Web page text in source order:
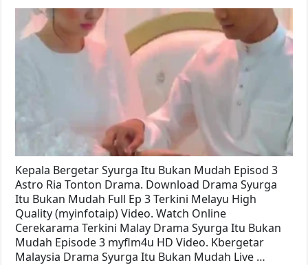
Kepala Bergetar Syurga Itu Bukan Mudah Episod 3
Astro Ria Tonton Drama. Download Drama Syurga
Itu Bukan Mudah Full Ep 3 Terkini Melayu High
Quality (myinfotaip) Video. Watch Online
Cerekarama Terkini Malay Drama Syurga Itu Bukan
Mudah Episode 3 myflm4u HD Video. Kbergetar
Malaysia Drama Syurga Itu Bukan Mudah Live …